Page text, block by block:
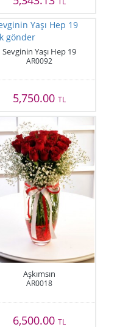
Sevginin Yaşı Hep 19
AR0092
5,750.00 TL
Aşkımsın
AR0018
6,500.00 TL